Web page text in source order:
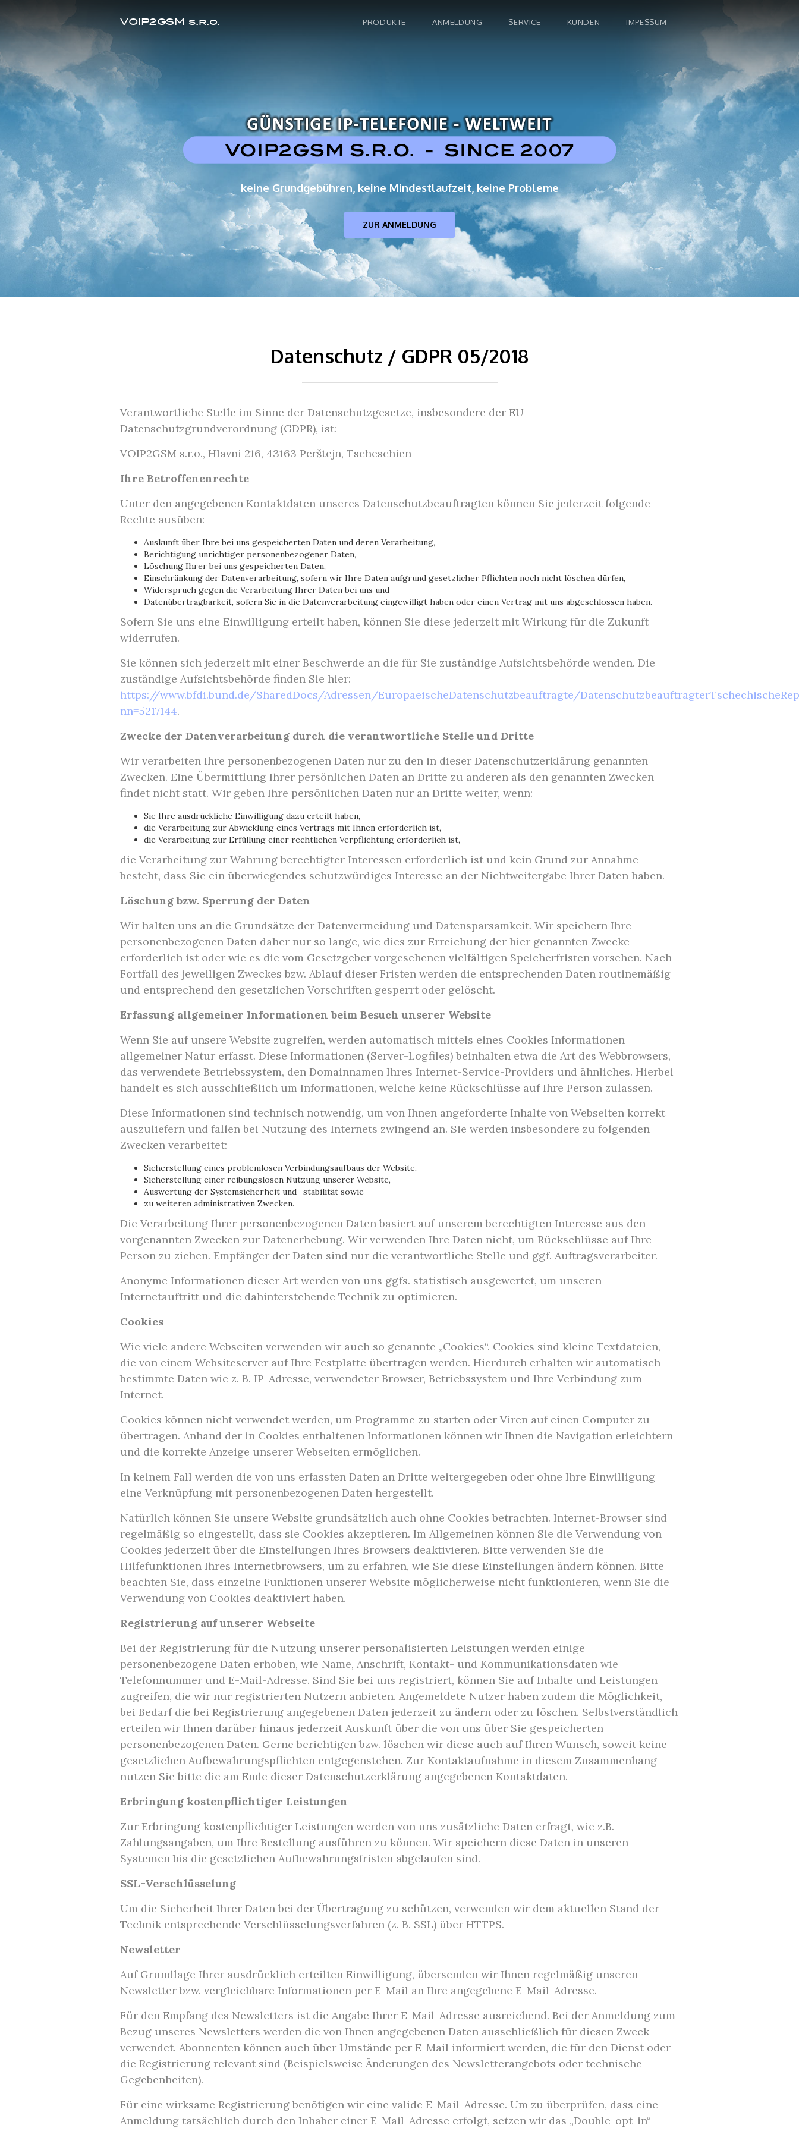
VOIP2GSM s.r.o. PRODUKTE ANMELDUNG SERVICE KUNDEN IMPESSUM
keine Grundgebühren, keine Mindestlaufzeit, keine Probleme
ZUR ANMELDUNG
Datenschutz / GDPR 05/2018
Verantwortliche Stelle im Sinne der Datenschutzgesetze, insbesondere der EU-
Datenschutzgrundverordnung (GDPR), ist:
VOIP2GSM s.r.o., Hlavni 216, 43163 Perštejn, Tscheschien
Ihre Betroffenenrechte
Unter den angegebenen Kontaktdaten unseres Datenschutzbeauftragten können Sie jederzeit folgende
Rechte ausüben:
Auskunft über Ihre bei uns gespeicherten Daten und deren Verarbeitung,
Berichtigung unrichtiger personenbezogener Daten,
Löschung Ihrer bei uns gespeicherten Daten,
Einschränkung der Datenverarbeitung, sofern wir Ihre Daten aufgrund gesetzlicher Pflichten noch nicht löschen dürfen,
Widerspruch gegen die Verarbeitung Ihrer Daten bei uns und
Datenübertragbarkeit, sofern Sie in die Datenverarbeitung eingewilligt haben oder einen Vertrag mit uns abgeschlossen haben.
Sofern Sie uns eine Einwilligung erteilt haben, können Sie diese jederzeit mit Wirkung für die Zukunft
widerrufen.
Sie können sich jederzeit mit einer Beschwerde an die für Sie zuständige Aufsichtsbehörde wenden. Die
zuständige Aufsichtsbehörde finden Sie hier:
https://www.bfdi.bund.de/SharedDocs/Adressen/EuropaeischeDatenschutzbeauftragte/
nn=5217144.
Zwecke der Datenverarbeitung durch die verantwortliche Stelle und Dritte
Wir verarbeiten Ihre personenbezogenen Daten nur zu den in dieser Datenschutzerklärung genannten
Zwecken. Eine Übermittlung Ihrer persönlichen Daten an Dritte zu anderen als den genannten Zwecken
findet nicht statt. Wir geben Ihre persönlichen Daten nur an Dritte weiter, wenn:
Sie Ihre ausdrückliche Einwilligung dazu erteilt haben,
die Verarbeitung zur Abwicklung eines Vertrags mit Ihnen erforderlich ist,
die Verarbeitung zur Erfüllung einer rechtlichen Verpflichtung erforderlich ist,
die Verarbeitung zur Wahrung berechtigter Interessen erforderlich ist und kein Grund zur Annahme
besteht, dass Sie ein überwiegendes schutzwürdiges Interesse an der Nichtweitergabe Ihrer Daten haben.
Löschung bzw. Sperrung der Daten
Wir halten uns an die Grundsätze der Datenvermeidung und Datensparsamkeit. Wir speichern Ihre
personenbezogenen Daten daher nur so lange, wie dies zur Erreichung der hier genannten Zwecke
erforderlich ist oder wie es die vom Gesetzgeber vorgesehenen vielfältigen Speicherfristen vorsehen. Nach
Fortfall des jeweiligen Zweckes bzw. Ablauf dieser Fristen werden die entsprechenden Daten routinemäßig
und entsprechend den gesetzlichen Vorschriften gesperrt oder gelöscht.
Erfassung allgemeiner Informationen beim Besuch unserer Website
Wenn Sie auf unsere Website zugreifen, werden automatisch mittels eines Cookies Informationen
allgemeiner Natur erfasst. Diese Informationen (Server-Logfiles) beinhalten etwa die Art des Webbrowsers,
das verwendete Betriebssystem, den Domainnamen Ihres Internet-Service-Providers und ähnliches. Hierbei
handelt es sich ausschließlich um Informationen, welche keine Rückschlüsse auf Ihre Person zulassen.
Diese Informationen sind technisch notwendig, um von Ihnen angeforderte Inhalte von Webseiten korrekt
auszuliefern und fallen bei Nutzung des Internets zwingend an. Sie werden insbesondere zu folgenden
Zwecken verarbeitet:
Sicherstellung eines problemlosen Verbindungsaufbaus der Website,
Sicherstellung einer reibungslosen Nutzung unserer Website,
Auswertung der Systemsicherheit und -stabilität sowie
zu weiteren administrativen Zwecken.
Die Verarbeitung Ihrer personenbezogenen Daten basiert auf unserem berechtigten Interesse aus den
vorgenannten Zwecken zur Datenerhebung. Wir verwenden Ihre Daten nicht, um Rückschlüsse auf Ihre
Person zu ziehen. Empfänger der Daten sind nur die verantwortliche Stelle und ggf. Auftragsverarbeiter.
Anonyme Informationen dieser Art werden von uns ggfs. statistisch ausgewertet, um unseren
Internetauftritt und die dahinterstehende Technik zu optimieren.
Cookies
Wie viele andere Webseiten verwenden wir auch so genannte „Cookies“. Cookies sind kleine Textdateien,
die von einem Websiteserver auf Ihre Festplatte übertragen werden. Hierdurch erhalten wir automatisch
bestimmte Daten wie z. B. IP-Adresse, verwendeter Browser, Betriebssystem und Ihre Verbindung zum
Internet.
Cookies können nicht verwendet werden, um Programme zu starten oder Viren auf einen Computer zu
übertragen. Anhand der in Cookies enthaltenen Informationen können wir Ihnen die Navigation erleichtern
und die korrekte Anzeige unserer Webseiten ermöglichen.
In keinem Fall werden die von uns erfassten Daten an Dritte weitergegeben oder ohne Ihre Einwilligung
eine Verknüpfung mit personenbezogenen Daten hergestellt.
Natürlich können Sie unsere Website grundsätzlich auch ohne Cookies betrachten. Internet-Browser sind
regelmäßig so eingestellt, dass sie Cookies akzeptieren. Im Allgemeinen können Sie die Verwendung von
Cookies jederzeit über die Einstellungen Ihres Browsers deaktivieren. Bitte verwenden Sie die
Hilfefunktionen Ihres Internetbrowsers, um zu erfahren, wie Sie diese Einstellungen ändern können. Bitte
beachten Sie, dass einzelne Funktionen unserer Website möglicherweise nicht funktionieren, wenn Sie die
Verwendung von Cookies deaktiviert haben.
Registrierung auf unserer Webseite
Bei der Registrierung für die Nutzung unserer personalisierten Leistungen werden einige
personenbezogene Daten erhoben, wie Name, Anschrift, Kontakt- und Kommunikationsdaten wie
Telefonnummer und E-Mail-Adresse. Sind Sie bei uns registriert, können Sie auf Inhalte und Leistungen
zugreifen, die wir nur registrierten Nutzern anbieten. Angemeldete Nutzer haben zudem die Möglichkeit,
bei Bedarf die bei Registrierung angegebenen Daten jederzeit zu ändern oder zu löschen. Selbstverständlich
erteilen wir Ihnen darüber hinaus jederzeit Auskunft über die von uns über Sie gespeicherten
personenbezogenen Daten. Gerne berichtigen bzw. löschen wir diese auch auf Ihren Wunsch, soweit keine
gesetzlichen Aufbewahrungspflichten entgegenstehen. Zur Kontaktaufnahme in diesem Zusammenhang
nutzen Sie bitte die am Ende dieser Datenschutzerklärung angegebenen Kontaktdaten.
Erbringung kostenpflichtiger Leistungen
Zur Erbringung kostenpflichtiger Leistungen werden von uns zusätzliche Daten erfragt, wie z.B.
Zahlungsangaben, um Ihre Bestellung ausführen zu können. Wir speichern diese Daten in unseren
Systemen bis die gesetzlichen Aufbewahrungsfristen abgelaufen sind.
SSL-Verschlüsselung
Um die Sicherheit Ihrer Daten bei der Übertragung zu schützen, verwenden wir dem aktuellen Stand der
Technik entsprechende Verschlüsselungsverfahren (z. B. SSL) über HTTPS.
Newsletter
Auf Grundlage Ihrer ausdrücklich erteilten Einwilligung, übersenden wir Ihnen regelmäßig unseren
Newsletter bzw. vergleichbare Informationen per E-Mail an Ihre angegebene E-Mail-Adresse.
Für den Empfang des Newsletters ist die Angabe Ihrer E-Mail-Adresse ausreichend. Bei der Anmeldung zum
Bezug unseres Newsletters werden die von Ihnen angegebenen Daten ausschließlich für diesen Zweck
verwendet. Abonnenten können auch über Umstände per E-Mail informiert werden, die für den Dienst oder
die Registrierung relevant sind (Beispielsweise Änderungen des Newsletterangebots oder technische
Gegebenheiten).
Für eine wirksame Registrierung benötigen wir eine valide E-Mail-Adresse. Um zu überprüfen, dass eine
Anmeldung tatsächlich durch den Inhaber einer E-Mail-Adresse erfolgt, setzen wir das „Double-opt-in“-